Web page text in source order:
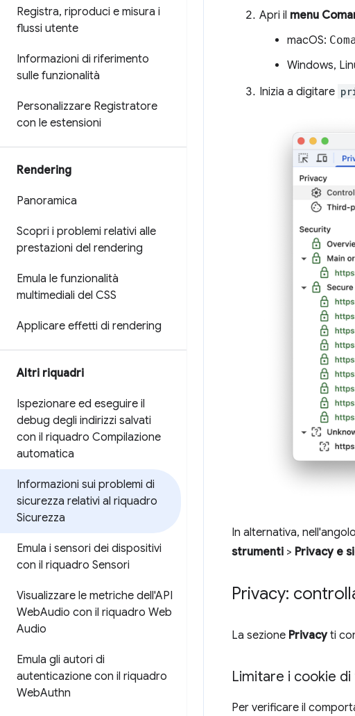
Registra, riproduci e misura i
flussi utente
Informazioni di riferimento
sulle funzionalità
Personalizzare Registratore
con le estensioni
Rendering
Panoramica
Scopri i problemi relativi alle
prestazioni del rendering
Emula le funzionalità
multimediali del CSS
Applicare effetti di rendering
Altri riquadri
Ispezionare ed eseguire il
debug degli indirizzi salvati
con il riquadro Compilazione
automatica
Informazioni sui problemi di
sicurezza relativi al riquadro
Sicurezza
Emula i sensori dei dispositivi
con il riquadro Sensori
Visualizzare le metriche dell'API
WebAudio con il riquadro Web
Audio
Emula gli autori di
autenticazione con il riquadro
WebAuthn
Apri il menu
macOS:
Windows,
Inizia a digitare
In alternativa,
strumenti > Privacy e
Privacy:
La sezione Privacyti
Limitare i cookie
Per verificare il